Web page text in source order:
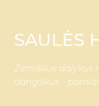
SAULĖS
Žemiškus dalykus
dangiškus -